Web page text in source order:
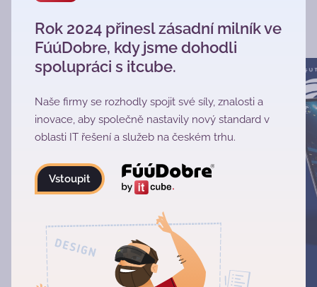
Fúú projekty ‹
Rok 2024 přinesl zásadní milník ve
FúúDobre, kdy jsme dohodli
spolupráci s itcube.
Naše firmy se rozhodly spojit své síly, znalosti a
inovace, aby společně nastavily nový standard v
oblasti IT řešení a služeb na českém trhu.
Vstoupit